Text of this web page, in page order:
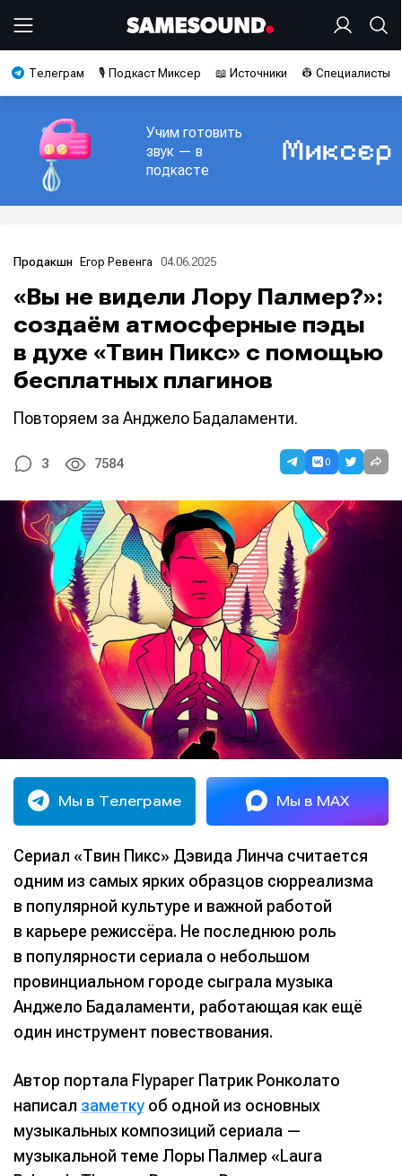
Телеграм 🎙️ Подкаст Миксер 📖 Источники 👷 Специалисты
Учим готовить
звук — в
подкасте
Продакшн Егор Ревенга 04.06.2025
«Вы не видели Лору Палмер?»:
создаём атмосферные пэды
в духе «Твин Пикс» с помощью
бесплатных плагинов
Повторяем за Анджело Бадаламенти.
3 7584 0
Мы в Телеграме Мы в MAX
Сериал «Твин Пикс» Дэвида Линча считается
одним из самых ярких образцов сюрреализма
в популярной культуре и важной работой
в карьере режиссёра. Не последнюю роль
в популярности сериала о небольшом
провинциальном городе сыграла музыка
Анджело Бадаламенти, работающая как ещё
один инструмент повествования.
Автор портала Flypaper Патрик Ронколато
написал заметку об одной из основных
музыкальных композиций сериала —
музыкальной теме Лоры Палмер «Laura